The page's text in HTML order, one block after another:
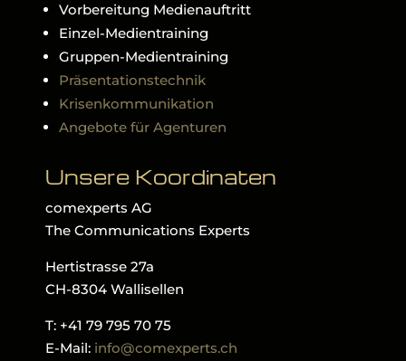
Vorbereitung Medienauftritt
Einzel-Medientraining
Gruppen-Medientraining
Präsentationstechnik
Krisenkommunikation
Angebote für Agenturen
Unsere Koordinaten
comexperts AG
The Communications Experts
Hertistrasse 27a
CH-8304 Wallisellen
T: +41 79 795 70 75
E-Mail: info@comexperts.ch